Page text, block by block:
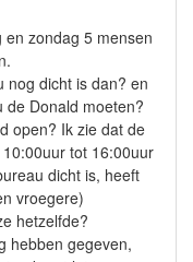
zondag 5 mensen
nog dicht is dan? en
de Donald moeten?
open? Ik zie dat de
tot 16:00uur
dicht is, heeft
vroegere)
hetzelfde?
hebben gegeven,